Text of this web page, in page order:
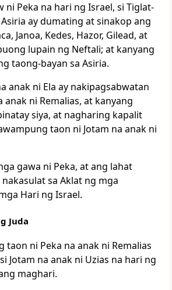
ni Peka na hari ng Israel, si Tiglat-
ay dumating at sinakop ang
Janoa, Kedes, Hazor, Gilead, at
lupain ng Neftali; at kanyang
taong-bayan sa Asiria.
anak ni Ela ay nakipagsabwatan
anak ni Remalias, at kanyang
siya, at nagharing kapalit
taon ni Jotam na anak ni
gawa ni Peka, at ang lahat
sa Aklat ng mga
Hari ng Israel.
Juda
taon ni Peka na anak ni Remalias
Jotam na anak ni Uzias na hari ng
maghari.